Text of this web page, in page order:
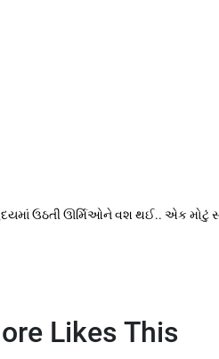
ઉઠતી ઊર્મિઓને વશ થઈ.. એક મોટું
Likes This